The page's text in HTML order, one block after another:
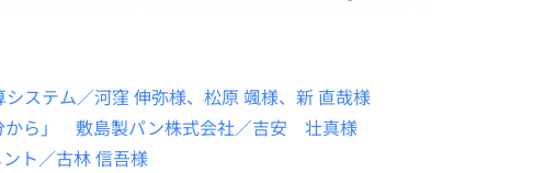
ステム／河窪 伸弥様、松原 颯様、新 直哉様
から」 敷島製パン株式会社／吉安 壮真様
ト／古林 信吾様